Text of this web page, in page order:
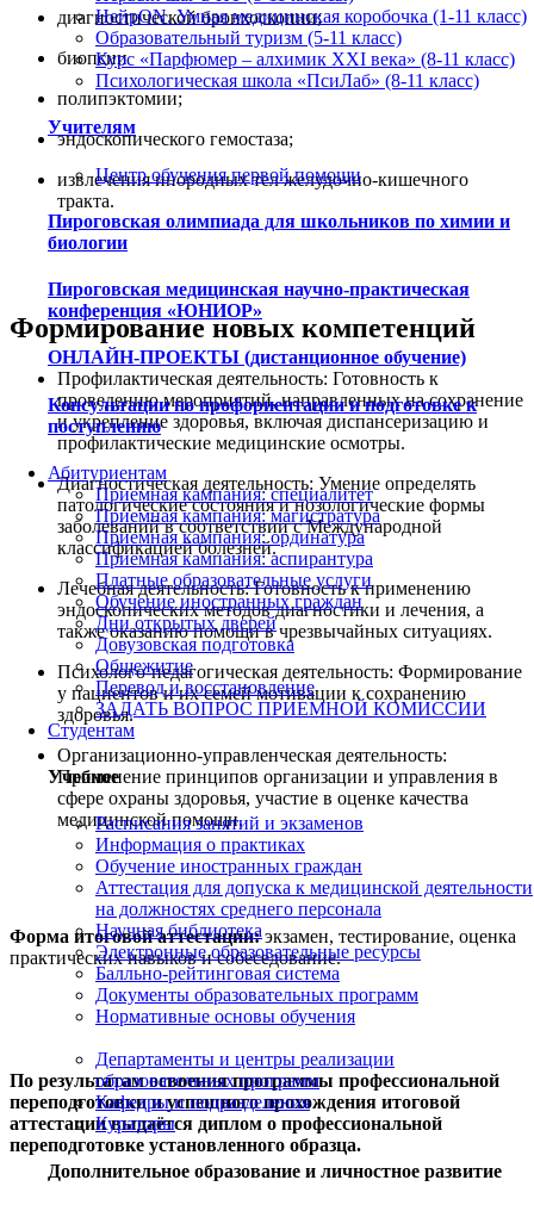
НейрON. Умная медицинская коробочка (1-11 класс)
Образовательный туризм (5-11 класс)
Курс «Парфюмер – алхимик XXI века» (8-11 класс)
Психологическая школа «ПсиЛаб» (8-11 класс)
Учителям
Центр обучения первой помощи
Пироговская олимпиада для школьников по химии и
биологии
Пироговская медицинская научно-практическая
конференция «ЮНИОР»
ОНЛАЙН-ПРОЕКТЫ (дистанционное обучение)
Консультации по профориентации и подготовке к
поступлению
Абитуриентам
Приемная кампания: специалитет
Приемная кампания: магистратура
Приемная кампания: ординатура
Приемная кампания: аспирантура
Платные образовательные услуги
Обучение иностранных граждан
Дни открытых дверей
Довузовская подготовка
Общежитие
Перевод и восстановление
ЗАДАТЬ ВОПРОС ПРИЕМНОЙ КОМИССИИ
Студентам
Учебное
Расписания занятий и экзаменов
Информация о практиках
Обучение иностранных граждан
Аттестация для допуска к медицинской деятельности
на должностях среднего персонала
Научная библиотека
Электронные образовательные ресурсы
Балльно-рейтинговая система
Документы образовательных программ
Нормативные основы обучения
Департаменты и центры реализации
образовательных программ
Кафедры и подразделения
Кураторы
Дополнительное образование и личностное развитие
диагностической бронхоскопии;
биопсии
полипэктомии;
эндоскопического гемостаза;
извлечения инородных тел желудочно-кишечного
тракта.
Формирование новых компетенций
Профилактическая деятельность: Готовность к
проведению мероприятий, направленных на сохранение
и укрепление здоровья, включая диспансеризацию и
профилактические медицинские осмотры.
Диагностическая деятельность: Умение определять
патологические состояния и нозологические формы
заболеваний в соответствии с Международной
классификацией болезней.
Лечебная деятельность: Готовность к применению
эндоскопических методов диагностики и лечения, а
также оказанию помощи в чрезвычайных ситуациях.
Психолого-педагогическая деятельность: Формирование
у пациентов и их семей мотивации к сохранению
здоровья.
Организационно-управленческая деятельность:
Применение принципов организации и управления в
сфере охраны здоровья, участие в оценке качества
медицинской помощи.
Форма итоговой аттестации:экзамен, тестирование, оценка
практических навыков и собеседование.
По результатам освоения программы профессиональной
переподготовки и успешного прохождения итоговой
аттестации выдаётся диплом о профессиональной
переподготовке установленного образца.